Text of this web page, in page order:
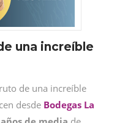
una increíble
de una increíble
desde Bodegas La